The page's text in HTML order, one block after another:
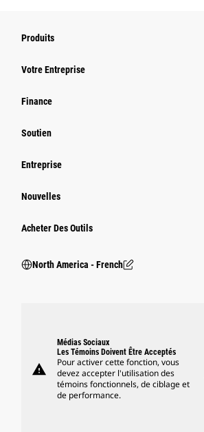
Produits
Votre Entreprise
Finance
Soutien
Entreprise
Nouvelles
Acheter Des Outils
North America - French
warning
Médias Sociaux
Les Témoins Doivent Être Acceptés
Pour activer cette fonction, vous
devez accepter l'utilisation des
témoins fonctionnels, de ciblage et
de performance.